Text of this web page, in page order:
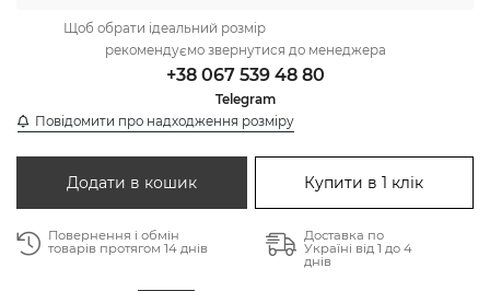
Щоб обрати ідеальний розмір
рекомендуємо звернутися до менеджера
+38 067 539 48 80
Telegram
Повідомити про надходження розміру
Додати в кошик Купити в 1 клік
Повернення і обмін
товарів протягом 14 днів
Доставка по
Україні від 1 до 4
днів